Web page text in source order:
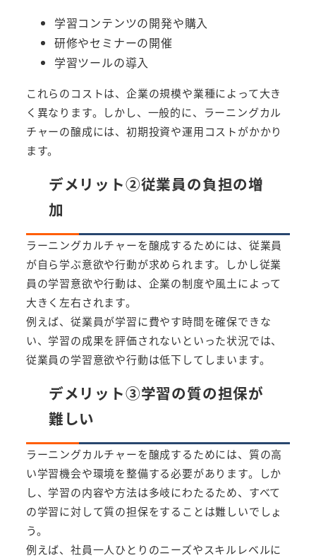
学習コンテンツの開発や購入
研修やセミナーの開催
学習ツールの導入
これらのコストは、企業の規模や業種によって大き
く異なります。しかし、一般的に、ラーニングカル
チャーの醸成には、初期投資や運用コストがかかり
ます。
デメリット②従業員の負担の増
加
ラーニングカルチャーを醸成するためには、従業員
が自ら学ぶ意欲や行動が求められます。しかし従業
員の学習意欲や行動は、企業の制度や風土によって
大きく左右されます。
例えば、従業員が学習に費やす時間を確保できな
い、学習の成果を評価されないといった状況では、
従業員の学習意欲や行動は低下してしまいます。
デメリット③学習の質の担保が
難しい
ラーニングカルチャーを醸成するためには、質の高
い学習機会や環境を整備する必要があります。しか
し、学習の内容や方法は多岐にわたるため、すべて
の学習に対して質の担保をすることは難しいでしょ
う。
例えば、社員一人ひとりのニーズやスキルレベルに